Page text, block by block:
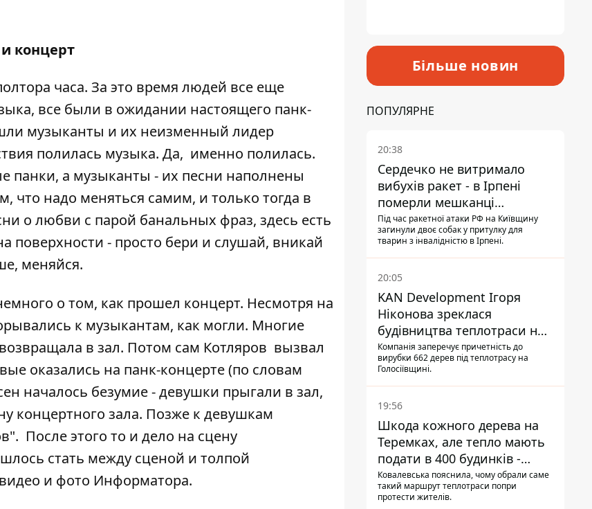
концерт
часа. За это время людей все еще
все были в ожидании настоящего панк-
музыканты и их неизменный лидер
полилась музыка. Да, именно полилась.
панки, а музыканты - их песни наполнены
что надо меняться самим, и только тогда в
о любви с парой банальных фраз, здесь есть
поверхности - просто бери и слушай, вникай
меняйся.
о том, как прошел концерт. Несмотря на
к музыкантам, как могли. Многие
в зал. Потом сам Котляров вызвал
оказались на панк-концерте (по словам
началось безумие - девушки прыгали в зал,
концертного зала. Позже к девушкам
После этого то и дело на сцену
стать между сценой и толпой
и фото Информатора.
Більше новин
ПОПУЛЯРНЕ
20:38
Сердечко не витримало
вибухів ракет - в Ірпені
померли мешканці
притулку для собак з
інвалідністю
Під час ракетної атаки РФ на Київщину
загинули двоє собак у притулку для
тварин з інвалідністю в Ірпені.
20:05
KAN Development Ігоря
Ніконова зреклася
будівництва теплотраси на
Теремках
Компанія заперечує причетність до
вирубки 662 дерев під теплотрасу на
Голосіївщині.
19:56
Шкода кожного дерева на
Теремках, але тепло мають
подати в 400 будинків -
депутатка Київради
Ковалевська пояснила, чому обрали саме
такий маршрут теплотраси попри
протести жителів.